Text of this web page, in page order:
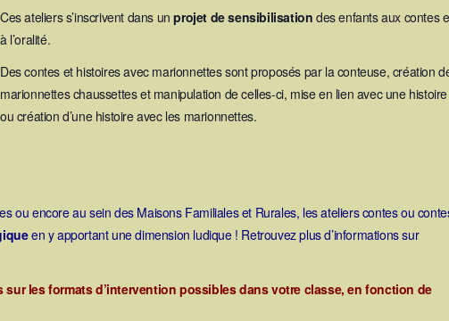
Ces ateliers s’inscrivent dans unprojet de sensibilisation des enfants aux contes
à l’oralité.
Des contes et histoires avec marionnettes sont proposés par la conteuse, création
marionnettes chaussettes et manipulation de celles-ci, mise en lien avec une histoire
ou création d’une histoire avec les marionnettes.
ou encore au sein des Maisons Familiales et Rurales, les ateliers contes ou
en y apportant une dimension ludique ! Retrouvez plus d’informations sur
les formats d’intervention possibles dans votre classe, en fonction de